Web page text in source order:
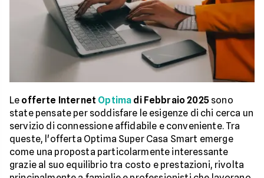
Le offerte Internet Optima di Febbraio 2025sono
state pensate per soddisfare le esigenze di chi cerca un
servizio di connessione affidabile e conveniente. Tra
queste, l'offerta Optima Super Casa Smart emerge
come una proposta particolarmente interessante
grazie al suo equilibrio tra costo e prestazioni, rivolta